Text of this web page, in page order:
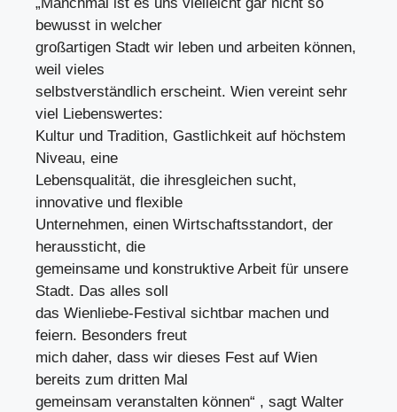
bewusst in welcher
großartigen Stadt wir leben und arbeiten können,
weil vieles
selbstverständlich erscheint. Wien vereint sehr
viel Liebenswertes:
Kultur und Tradition, Gastlichkeit auf höchstem
Niveau, eine
Lebensqualität, die ihresgleichen sucht,
innovative und flexible
Unternehmen, einen Wirtschaftsstandort, der
heraussticht, die
gemeinsame und konstruktive Arbeit für unsere
Stadt. Das alles soll
das Wienliebe-Festival sichtbar machen und
feiern. Besonders freut
mich daher, dass wir dieses Fest auf Wien
bereits zum dritten Mal
gemeinsam veranstalten können“ , sagt Walter